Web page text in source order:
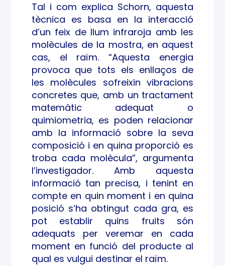
Tal i com explica Schorn, aquesta
tècnica es basa en la interacció
d’un feix de llum infraroja amb les
molècules de la mostra, en aquest
cas, el raïm. “Aquesta energia
provoca que tots els enllaços de
les molècules sofreixin vibracions
concretes que, amb un tractament
matemàtic adequat o
quimiometria, es poden relacionar
amb la informació sobre la seva
composició i en quina proporció es
troba cada molècula”, argumenta
l’investigador. Amb aquesta
informació tan precisa, i tenint en
compte en quin moment i en quina
posició s’ha obtingut cada gra, es
pot establir quins fruits són
adequats per veremar en cada
moment en funció del producte al
qual es vulgui destinar el raïm.